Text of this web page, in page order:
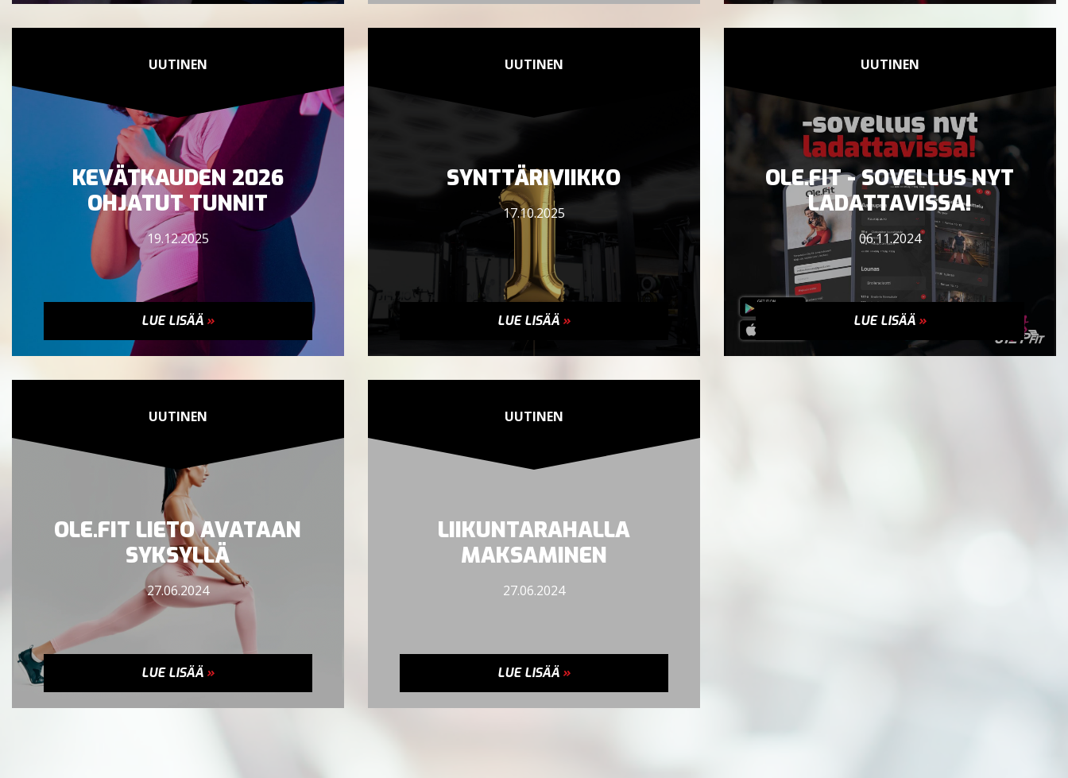
UUTINEN
KEVÄTKAUDEN 2026
OHJATUT TUNNIT
19.12.2025
LUE LISÄÄ »
UUTINEN
SYNTTÄRIVIIKKO
17.10.2025
LUE LISÄÄ »
UUTINEN
OLE.FIT - SOVELLUS NYT
LADATTAVISSA!
06.11.2024
LUE LISÄÄ »
UUTINEN
OLE.FIT LIETO AVATAAN
SYKSYLLÄ
27.06.2024
LUE LISÄÄ »
UUTINEN
LIIKUNTARAHALLA
MAKSAMINEN
27.06.2024
LUE LISÄÄ »